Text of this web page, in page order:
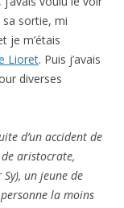
sa sortie, mi
je m’étais
Lioret. Puis j’avais
diverses
d’un accident de
aristocrate,
un jeune de
la moins